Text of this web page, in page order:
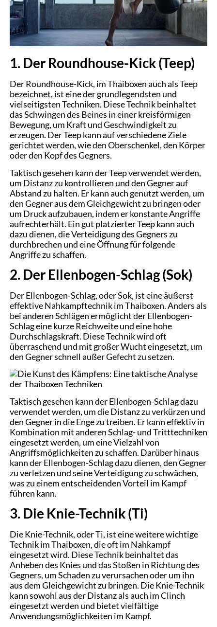
1. Der Roundhouse-Kick (Teep)
Der Roundhouse-Kick, im Thaiboxen auch als Teep
bezeichnet, ist eine der grundlegendsten und
vielseitigsten Techniken. Diese Technik beinhaltet
das Schwingen des Beines in einer kreisförmigen
Bewegung, um Kraft und Geschwindigkeit zu
erzeugen. Der Teep kann auf verschiedene Ziele
gerichtet werden, wie den Oberschenkel, den Körper
oder den Kopf des Gegners.
Taktisch gesehen kann der Teep verwendet werden,
um Distanz zu kontrollieren und den Gegner auf
Abstand zu halten. Er kann auch genutzt werden, um
den Gegner aus dem Gleichgewicht zu bringen oder
um Druck aufzubauen, indem er konstante Angriffe
aufrechterhält. Ein gut platzierter Teep kann auch
dazu dienen, die Verteidigung des Gegners zu
durchbrechen und eine Öffnung für folgende
Angriffe zu schaffen.
2. Der Ellenbogen-Schlag (Sok)
Der Ellenbogen-Schlag, oder Sok, ist eine äußerst
effektive Nahkampftechnik im Thaiboxen. Anders als
bei anderen Schlägen ermöglicht der Ellenbogen-
Schlag eine kurze Reichweite und eine hohe
Durchschlagskraft. Diese Technik wird oft
überraschend und mit großer Wucht eingesetzt, um
den Gegner schnell außer Gefecht zu setzen.
Taktisch gesehen kann der Ellenbogen-Schlag dazu
verwendet werden, um die Distanz zu verkürzen und
den Gegner in die Enge zu treiben. Er kann effektiv in
Kombination mit anderen Schlag- und Tritttechniken
eingesetzt werden, um eine Vielzahl von
Angriffsmöglichkeiten zu schaffen. Darüber hinaus
kann der Ellenbogen-Schlag dazu dienen, den Gegner
zu verletzen und seine Verteidigung zu schwächen,
was zu einem entscheidenden Vorteil im Kampf
führen kann.
3. Die Knie-Technik (Ti)
Die Knie-Technik, oder Ti, ist eine weitere wichtige
Technik im Thaiboxen, die oft im Nahkampf
eingesetzt wird. Diese Technik beinhaltet das
Anheben des Knies und das Stoßen in Richtung des
Gegners, um Schaden zu verursachen oder um ihn
aus dem Gleichgewicht zu bringen. Die Knie-Technik
kann sowohl aus der Distanz als auch im Clinch
eingesetzt werden und bietet vielfältige
Anwendungsmöglichkeiten im Kampf.